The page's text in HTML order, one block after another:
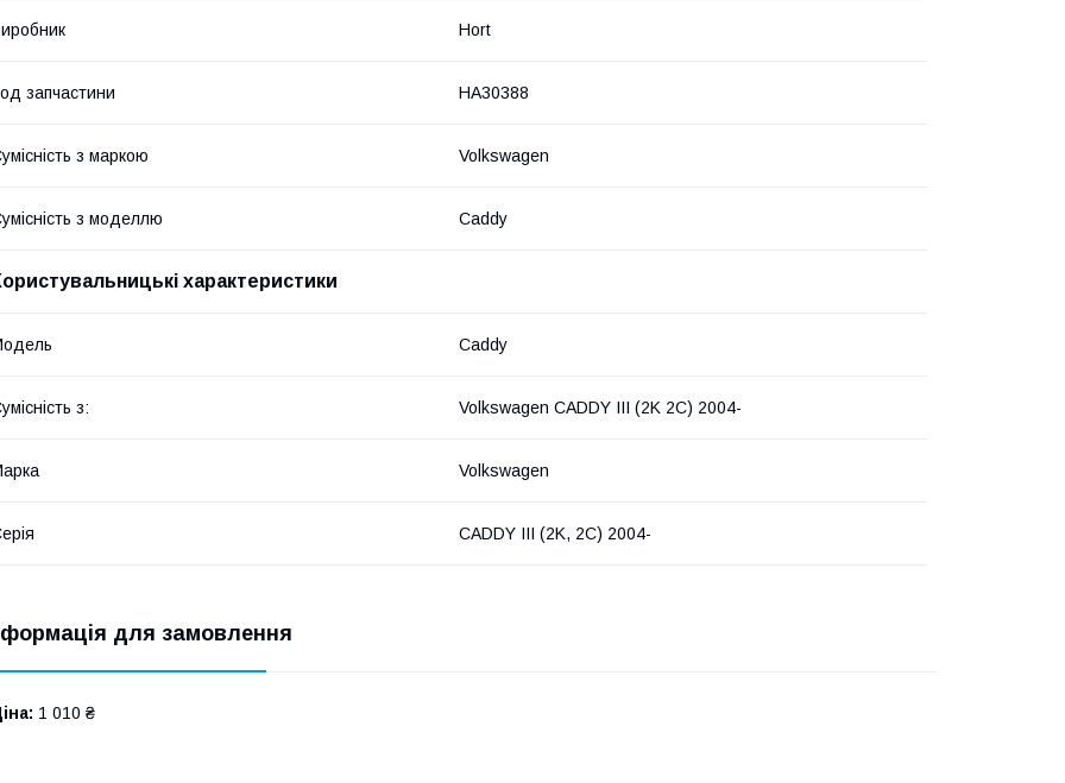
Hort
запчастини HA30388
з маркою Volkswagen
з моделлю Caddy
характеристики
Caddy
з: Volkswagen CADDY III (2K 2C) 2004-
Volkswagen
CADDY III (2K, 2C) 2004-
для замовлення
1 010 ₴